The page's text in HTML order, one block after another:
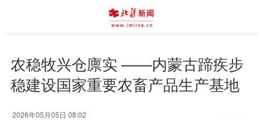
农稳牧兴仓廪实 ——内蒙古蹄疾步
稳建设国家重要农畜产品生产基地
2026年05月05日 08:02